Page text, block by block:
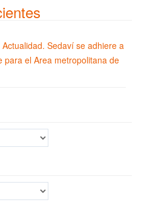
Actualidad. Sedaví se adhiere a
para el Area metropolitana de